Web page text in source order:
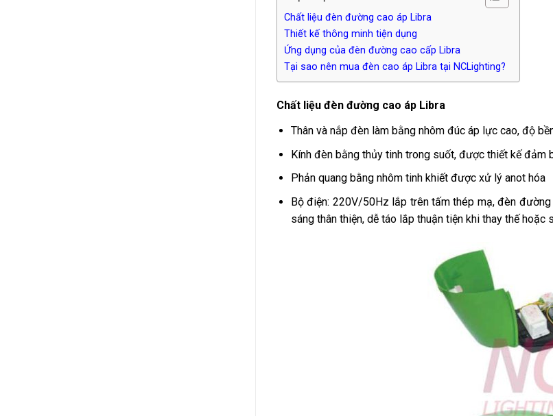
Chất liệu đèn đường cao áp Libra
Thiết kế thông minh tiện dụng
Ứng dụng của đèn đường cao cấp Libra
Tại sao nên mua đèn cao áp Libra tại NCLighting?
Chất liệu đèn đường cao áp Libra
Thân và nắp đèn làm bằng nhôm đúc áp lực cao, độ
Kính đèn bằng thủy tinh trong suốt, được thiết kế đảm
Phản quang bằng nhôm tinh khiết được xử lý anot hóa
Bộ điện: 220V/50Hz lắp trên tấm thép mạ, đèn
sáng thân thiện, dễ táo lắp thuận tiện khi thay thế hoặc